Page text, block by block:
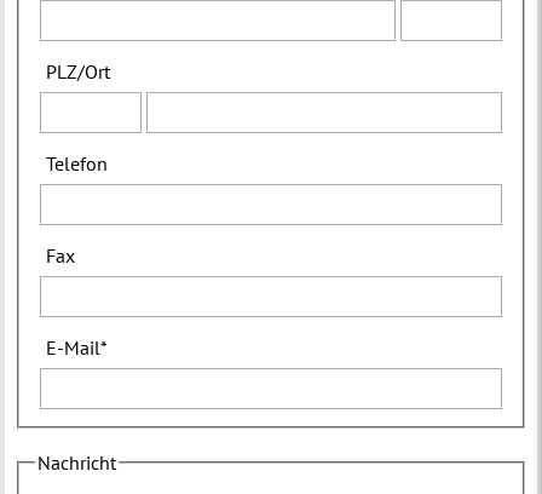
PLZ/Ort
Telefon
Fax
E-Mail*
Nachricht